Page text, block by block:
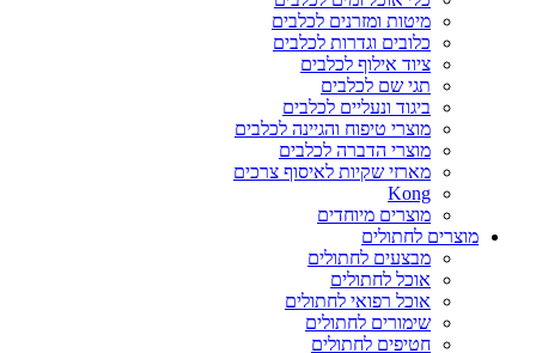
מיטות ומזרנים לכלבים
כלובים וגדרות לכלבים
ציוד אילוף לכלבים
תגי שם לכלבים
ביגוד ונעליים לכלבים
מוצרי טיפוח והגיינה לכלבים
מוצרי הדברה לכלבים
מארזי שקיות לאיסוף צרכים
Kong
מוצרים מיוחדים
מוצרים לחתולים
מבצעים לחתולים
אוכל לחתולים
אוכל רפואי לחתולים
שימורים לחתולים
חטיפים לחתולים